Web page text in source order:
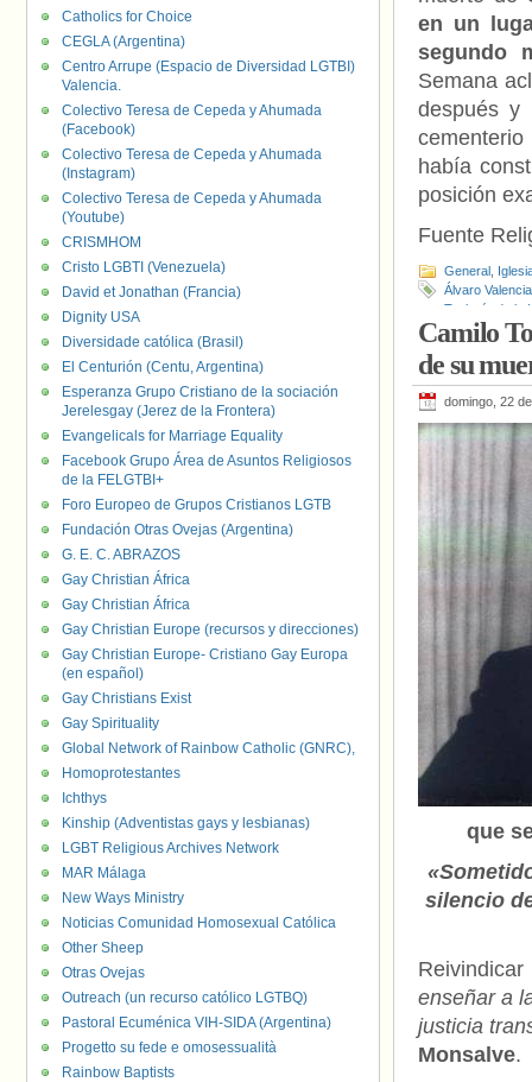
en un
segundo
Semana
después y
había
posición
Fuente
General
Álvaro Valencia
Teología de la
Camilo
de su
domingo, 22
que
silencio
enseñar a
justicia
Monsalve.
Catholics for Choice
CEGLA (Argentina)
Centro Arrupe (Espacio de Diversidad LGTBI)
Valencia.
Colectivo Teresa de Cepeda y Ahumada
(Facebook)
Colectivo Teresa de Cepeda y Ahumada
(Instagram)
Colectivo Teresa de Cepeda y Ahumada
(Youtube)
CRISMHOM
Cristo LGBTI (Venezuela)
David et Jonathan (Francia)
Dignity USA
Diversidade católica (Brasil)
El Centurión (Centu, Argentina)
Esperanza Grupo Cristiano de la sociación
Jerelesgay (Jerez de la Frontera)
Evangelicals for Marriage Equality
Facebook Grupo Área de Asuntos Religiosos
de la FELGTBI+
Foro Europeo de Grupos Cristianos LGTB
Fundación Otras Ovejas (Argentina)
G. E. C. ABRAZOS
Gay Christian África
Gay Christian África
Gay Christian Europe (recursos y direcciones)
Gay Christian Europe- Cristiano Gay Europa
(en español)
Gay Christians Exist
Gay Spirituality
Global Network of Rainbow Catholic (GNRC),
Homoprotestantes
Ichthys
Kinship (Adventistas gays y lesbianas)
LGBT Religious Archives Network
MAR Málaga
New Ways Ministry
Noticias Comunidad Homosexual Católica
Other Sheep
Otras Ovejas
Outreach (un recurso católico LGTBQ)
Pastoral Ecuménica VIH-SIDA (Argentina)
Progetto su fede e omosessualità
Rainbow Baptists